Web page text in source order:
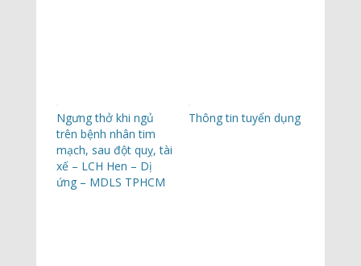
Ngưng thở khi ngủ
trên bệnh nhân tim
mạch, sau đột quỵ, tài
xế – LCH Hen – Dị
ứng – MDLS TPHCM
Thông tin tuyển dụng